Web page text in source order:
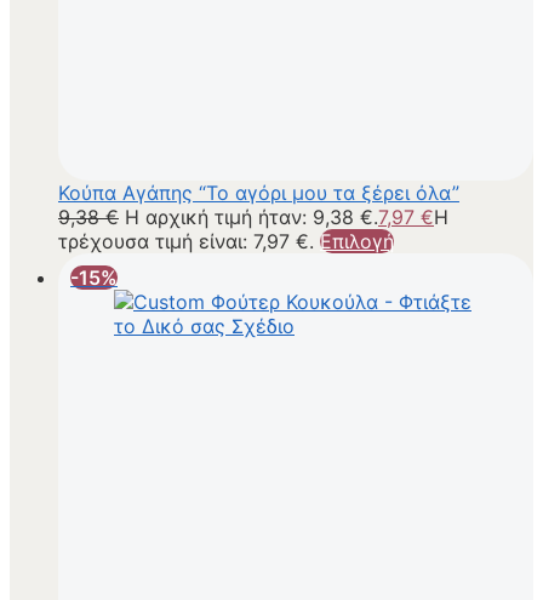
Κούπα Αγάπης “Το αγόρι μου τα ξέρει όλα”
9,38€ Η αρχική τιμή ήταν: 9,38 €.7,97 €Η
τρέχουσα τιμή είναι: 7,97 €. Επιλογή
-15%